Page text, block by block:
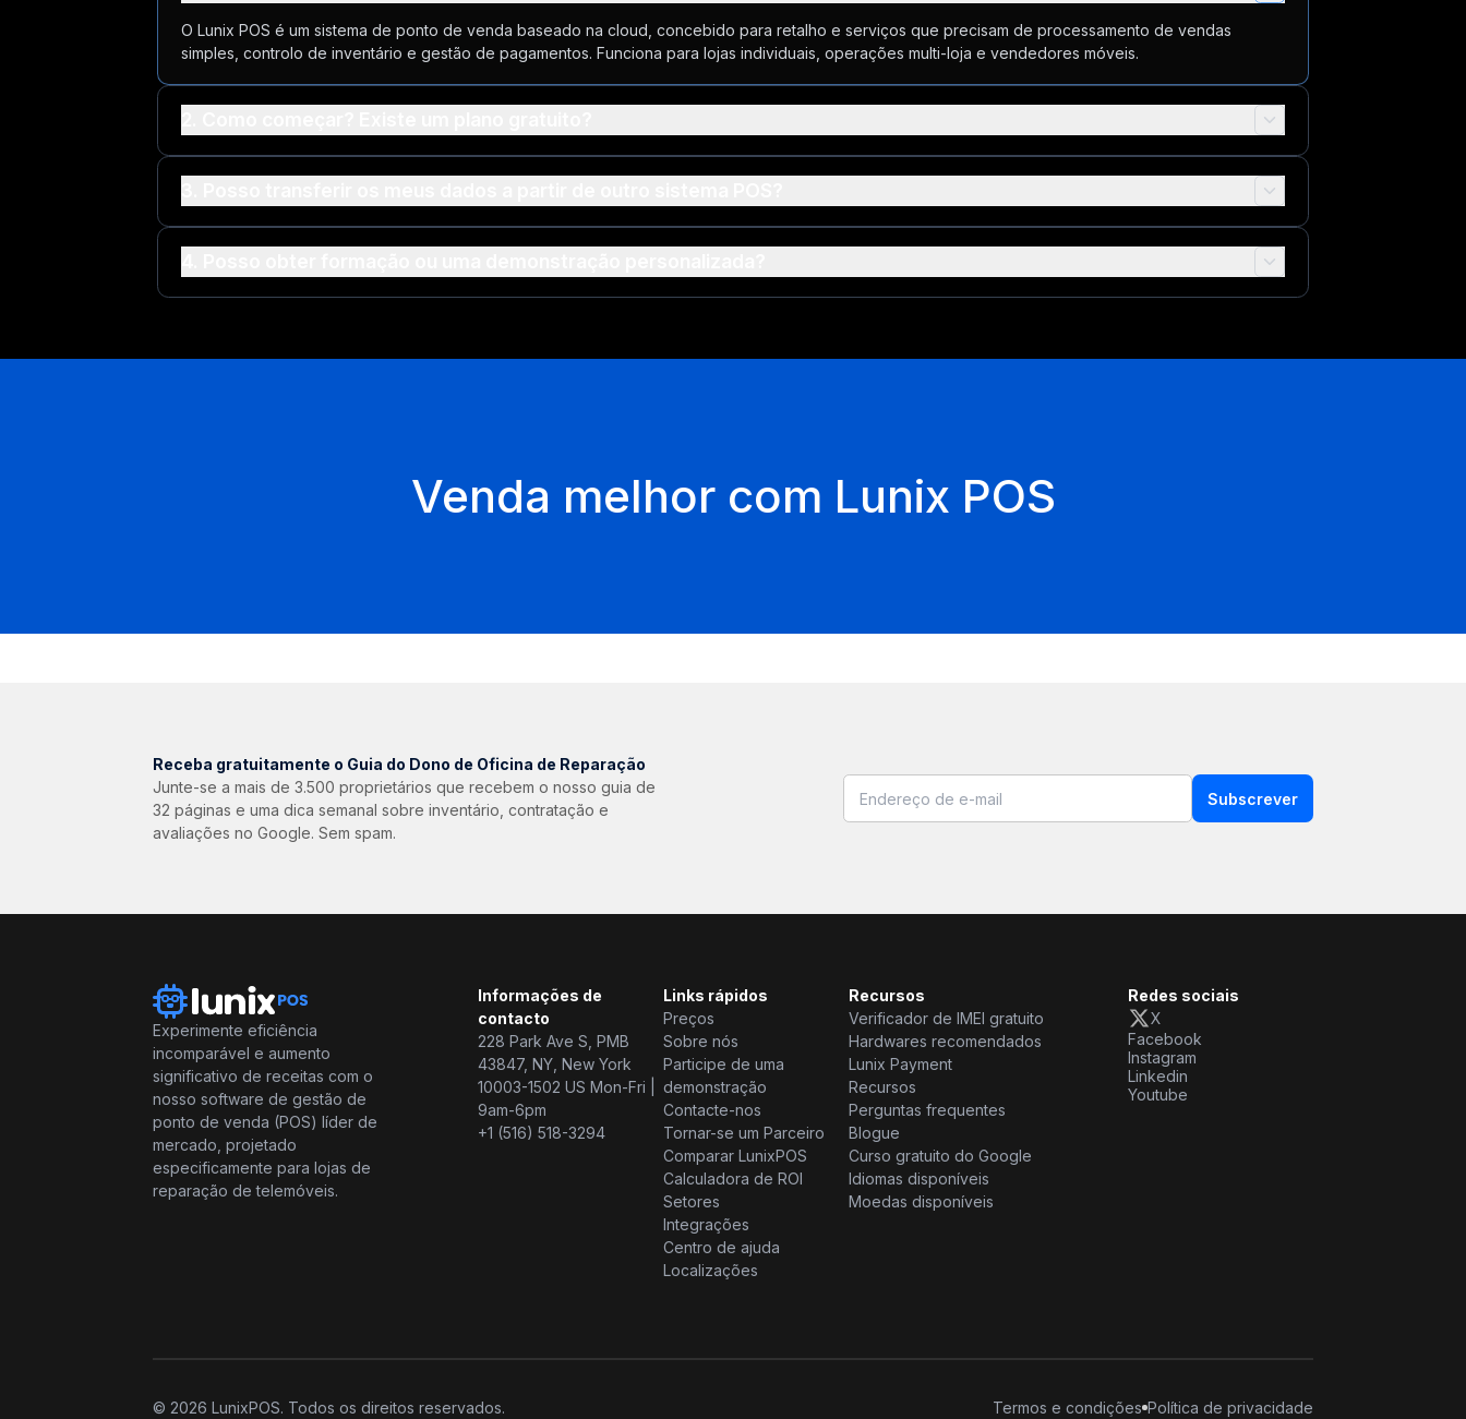
O Lunix POS é um sistema de ponto de venda baseado na cloud, concebido para retalho e serviços que precisam de processamento de vendas
simples, controlo de inventário e gestão de pagamentos. Funciona para lojas individuais, operações multi-loja e vendedores móveis.
Venda melhor com Lunix POS
Receba gratuitamente o Guia do Dono de Oficina de Reparação
Junte-se a mais de 3.500 proprietários que recebem o nosso guia de
32 páginas e uma dica semanal sobre inventário, contratação e
avaliações no Google. Sem spam.
Subscrever
Experimente eficiência
incomparável e aumento
significativo de receitas com o
nosso software de gestão de
ponto de venda (POS) líder de
mercado, projetado
especificamente para lojas de
reparação de telemóveis.
Informações de
contacto
228 Park Ave S, PMB
43847, NY, New York
10003-1502 US Mon-Fri |
9am-6pm
+1 (516) 518-3294
Links rápidos
Preços
Sobre nós
Participe de uma
demonstração
Contacte-nos
Tornar-se um Parceiro
Comparar LunixPOS
Calculadora de ROI
Setores
Integrações
Centro de ajuda
Localizações
Recursos
Verificador de IMEI gratuito
Hardwares recomendados
Lunix Payment
Recursos
Perguntas frequentes
Blogue
Curso gratuito do Google
Idiomas disponíveis
Moedas disponíveis
Redes sociais
X
Facebook
Instagram
Linkedin
Youtube
© 2026 LunixPOS. Todos os direitos reservados. Termos e condições Política de privacidade